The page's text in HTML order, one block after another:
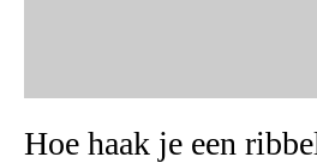
Hoe haak je een